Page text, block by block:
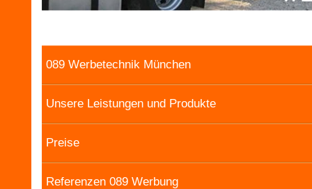
089 Werbetechnik München
Unsere Leistungen und Produkte
Preise
Referenzen 089 Werbung